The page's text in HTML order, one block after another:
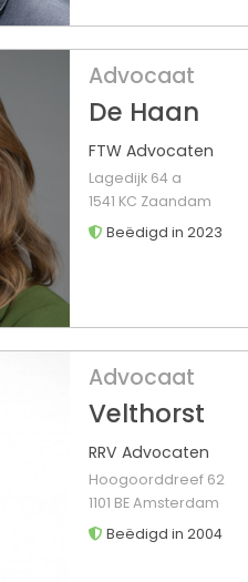
Advocaat
De Haan
FTW Advocaten
Lagedijk 64 a
1541 KC Zaandam
Beëdigd in 2023
Advocaat
Velthorst
RRV Advocaten
Hoogoorddreef 62
1101 BE Amsterdam
Beëdigd in 2004